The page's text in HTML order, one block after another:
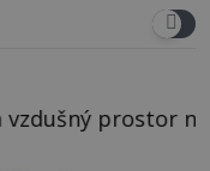
Oblastí 51,